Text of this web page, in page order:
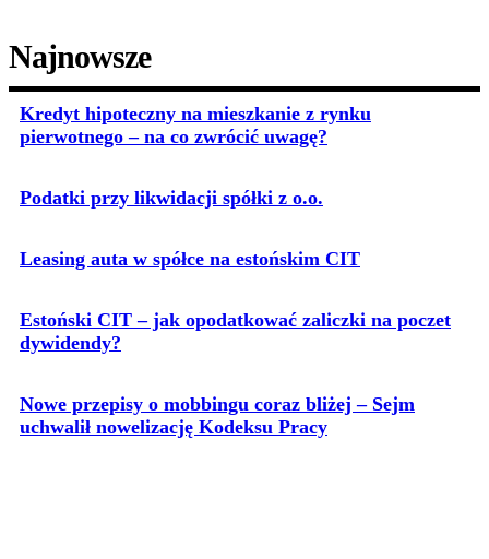
Najnowsze
Kredyt hipoteczny na mieszkanie z rynku
pierwotnego – na co zwrócić uwagę?
Podatki przy likwidacji spółki z o.o.
Leasing auta w spółce na estońskim CIT
Estoński CIT – jak opodatkować zaliczki na poczet
dywidendy?
Nowe przepisy o mobbingu coraz bliżej – Sejm
uchwalił nowelizację Kodeksu Pracy